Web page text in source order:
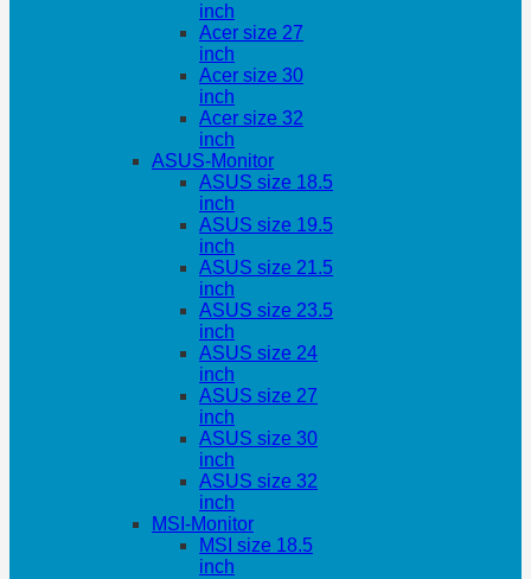
inch
Acer size 27
inch
Acer size 30
inch
Acer size 32
inch
ASUS-Monitor
ASUS size 18.5
inch
ASUS size 19.5
inch
ASUS size 21.5
inch
ASUS size 23.5
inch
ASUS size 24
inch
ASUS size 27
inch
ASUS size 30
inch
ASUS size 32
inch
MSI-Monitor
MSI size 18.5
inch